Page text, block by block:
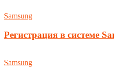
Samsung
Регистрация в системе
Samsung